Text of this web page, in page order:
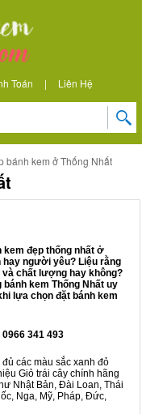
Toán | Liên Hệ
bánh kem ở Thống Nhất
kem đẹp thống nhất ở
hay người yêu? Liệu rằng
và chất lượng hay không?
kem Thống Nhất uy
lựa chọn đặt bánh kem
0966 341 493
các màu sắc xanh đỏ
Giỏ trái cây chính hãng
Nhật Bản, Đài Loan, Thái
Nga, Mỹ, Pháp, Đức,